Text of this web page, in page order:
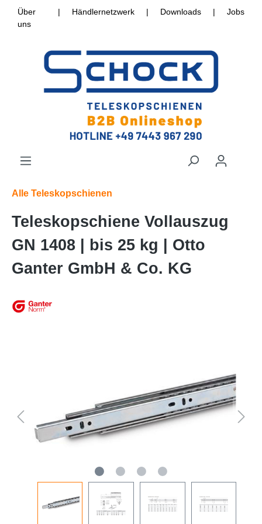
Über
uns
| Händlernetzwerk | Downloads | Jobs
Alle Teleskopschienen
Teleskopschiene Vollauszug
GN 1408 | bis 25 kg | Otto
Ganter GmbH & Co. KG